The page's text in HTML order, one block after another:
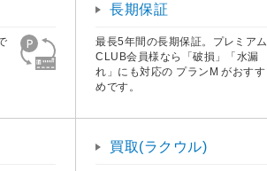
長期保証
最長5年間の長期保証。プレミアム
CLUB会員様なら「破損」「水漏
れ」にも対応の プランM がおすす
めです。
買取(ラクウル)